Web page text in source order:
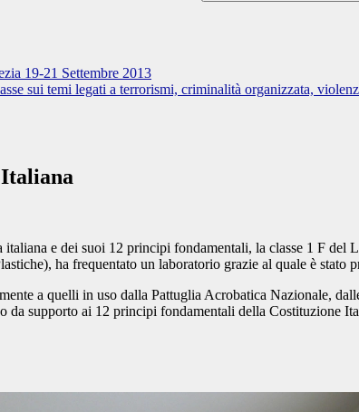
19-21 Settembre 2013
sui temi legati a terrorismi, criminalità organizzata,
e dei suoi 12 principi fondamentali, la classe 1 F del
ha frequentato un laboratorio grazie al quale è
a quelli in uso dalla Pattuglia Acrobatica Nazionale,
da supporto ai 12 principi fondamentali della Costituzione